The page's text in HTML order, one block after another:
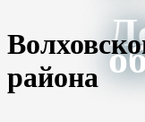
района